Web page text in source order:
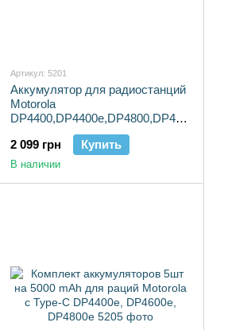
Артикул: 5201
Аккумулятор для радиостанций
Motorola
DP4400,DP4400e,DP4800,DP4800e
с высокой емкостью 3200мАч с
TYPE C
2 099 грн Купить
В наличии